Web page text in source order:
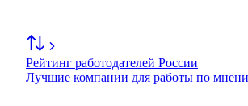
Рейтинг работодателей России
Лучшие компании для работы по